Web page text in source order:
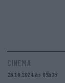
CINEMA
28.10.2024 às 09h35